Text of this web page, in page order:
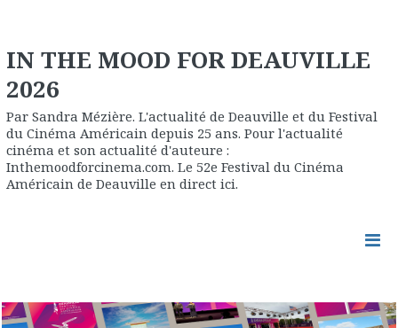
IN THE MOOD FOR DEAUVILLE
2026
Par Sandra Mézière. L'actualité de Deauville et du Festival
du Cinéma Américain depuis 25 ans. Pour l'actualité
cinéma et son actualité d'auteure :
Inthemoodforcinema.com. Le 52e Festival du Cinéma
Américain de Deauville en direct ici.